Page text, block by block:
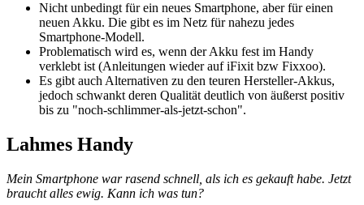
Nicht unbedingt für ein neues Smartphone, aber für einen
neuen Akku. Die gibt es im Netz für nahezu jedes
Smartphone-Modell.
Problematisch wird es, wenn der Akku fest im Handy
verklebt ist (Anleitungen wieder auf iFixit bzw Fixxoo).
Es gibt auch Alternativen zu den teuren Hersteller-Akkus,
jedoch schwankt deren Qualität deutlich von äußerst positiv
bis zu "noch-schlimmer-als-jetzt-schon".
Lahmes Handy
Mein Smartphone war rasend schnell, als ich es gekauft habe. Jetzt
braucht alles ewig. Kann ich was tun?